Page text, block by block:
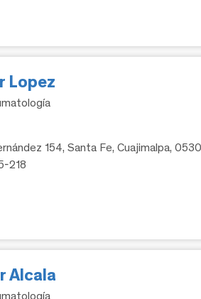
Lopez
154, Santa Fe, Cuajimalpa,
218
Alcala